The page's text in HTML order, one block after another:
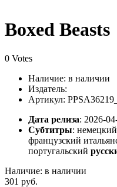
Boxed Beasts
0 Votes
Наличие: в наличии
Издатель:
Артикул:
Дата релиза: 2026-
Субтитры:
французский
португальский
Наличие: в наличии
301 руб.